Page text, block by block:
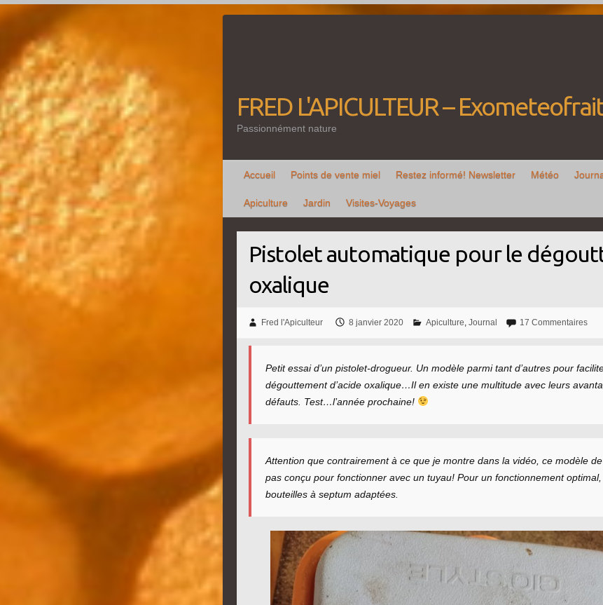
content
FRED L'APICULTEUR –
Passionnément nature
Accueil Points de vente miel Restez informé! Newsletter Météo
Apiculture Jardin Visites-Voyages
Pistolet automatique pour le
oxalique
Fred l'Apiculteur 8 janvier 2020 Apiculture, Journal 17 Commentaires
Petit essai d’un pistolet-drogueur. Un modèle parmi tant d’autres pour
dégouttement d’acide oxalique…Il en existe une multitude avec leurs
défauts. Test…l’année prochaine!
Attention que contrairement à ce que je montre dans la vidéo, ce modèle de
pas conçu pour fonctionner avec un tuyau! Pour un fonctionnement
bouteilles à septum adaptées.